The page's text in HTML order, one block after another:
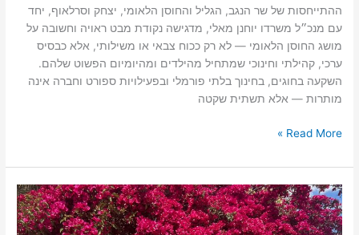
ההתייחסות של שר הנגב, הגליל והחוסן הלאומי, יצחק וסרלאוף, יחד
עם מנכ״ל משרדו יוחנן מאלי, מדגישה נקודת מבט ראויה וחשובה על
מושג החוסן הלאומי — לא רק ככוח צבאי או משילותי, אלא כבסיס
ערכי, קהילתי וחינוכי שמתחיל מהילדים ומהיומיום הפשוט שלהם.
השקעה בחוגים, בחינוך בלתי פורמלי ובפעילויות ספורט וחברה אינה
מותרות — אלא תשתית שקטה
Read More »
יובל
סיון:
האם